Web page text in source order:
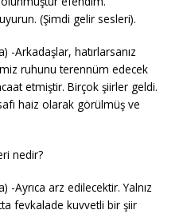
(Şimdi gelir sesleri).
-Arkadaşlar, hatırlarsanız
ruhunu terennüm edecek
etmiştir. Birçok şiirler geldi.
haiz olarak görülmüş ve
nedir?
-Ayrıca arz edilecektir. Yalnız
fevkalade kuvvetli bir şiir